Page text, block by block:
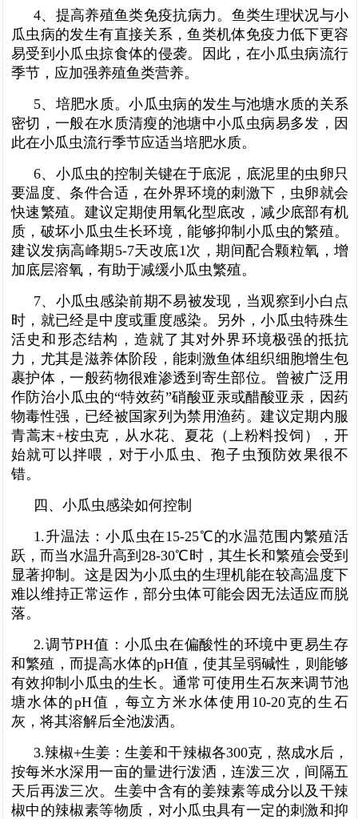
4、提高养殖鱼类免疫抗病力。鱼类生理状况与小
瓜虫病的发生有直接关系，鱼类机体免疫力低下更容
易受到小瓜虫掠食体的侵袭。因此，在小瓜虫病流行
季节，应加强养殖鱼类营养。
5、培肥水质。小瓜虫病的发生与池塘水质的关系
密切，一般在水质清瘦的池塘中小瓜虫病易多发，因
此在小瓜虫流行季节应适当培肥水质。
6、小瓜虫的控制关键在于底泥，底泥里的虫卵只
要温度、条件合适，在外界环境的刺激下，虫卵就会
快速繁殖。建议定期使用氧化型底改，减少底部有机
质，破坏小瓜虫生长环境，能够抑制小瓜虫的繁殖。
建议发病高峰期5-7天改底1次，期间配合颗粒氧，增
加底层溶氧，有助于减缓小瓜虫繁殖。
7、小瓜虫感染前期不易被发现，当观察到小白点
时，就已经是中度或重度感染。另外，小瓜虫特殊生
活史和形态结构，造就了其对外界环境极强的抵抗
力，尤其是滋养体阶段，能刺激鱼体组织细胞增生包
裹护体，一般药物很难渗透到寄生部位。曾被广泛用
作防治小瓜虫的“特效药”硝酸亚汞或醋酸亚汞，因药
物毒性强，已经被国家列为禁用渔药。建议定期内服
青蒿末+桉虫克，从水花、夏花（上粉料投饲），开
始就可以拌喂，对于小瓜虫、孢子虫预防效果很不
错。
四、小瓜虫感染如何控制
1.升温法：小瓜虫在15-25℃的水温范围内繁殖活
跃，而当水温升高到28-30℃时，其生长和繁殖会受到
显著抑制。这是因为小瓜虫的生理机能在较高温度下
难以维持正常运作，部分虫体可能会因无法适应而脱
落。
2.调节PH值：小瓜虫在偏酸性的环境中更易生存
和繁殖，而提高水体的pH值，使其呈弱碱性，则能够
有效抑制小瓜虫的生长。通常可使用生石灰来调节池
塘水体的pH值，每立方米水体使用10-20克的生石
灰，将其溶解后全池泼洒。
3.辣椒+生姜：生姜和干辣椒各300克，熬成水后，
按每米水深用一亩的量进行泼洒，连泼三次，间隔五
天后再泼三次。生姜中含有的姜辣素等成分以及干辣
椒中的辣椒素等物质，对小瓜虫具有一定的刺激和抑